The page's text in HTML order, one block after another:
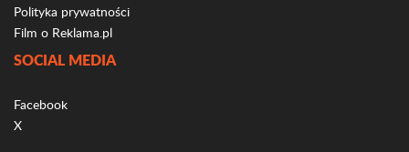
Polityka prywatności
Film o Reklama.pl
SOCIAL MEDIA
Facebook
X